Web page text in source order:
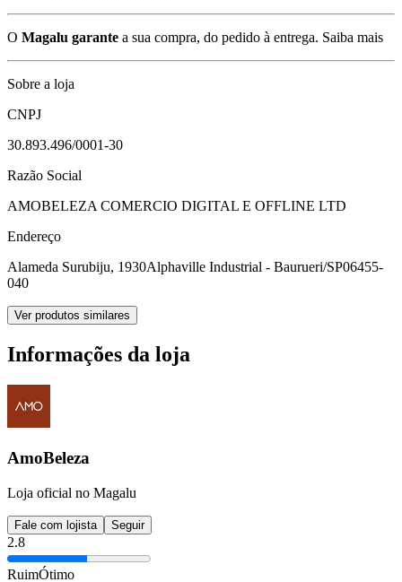
O Magalu garante a sua compra, do pedido à entrega. Saiba mais
Sobre a loja
CNPJ
30.893.496/0001-30
Razão Social
AMOBELEZA COMERCIO DIGITAL E OFFLINE LTD
Endereço
Alameda Surubiju, 1930Alphaville Industrial - Baurueri/SP06455-
040
Ver produtos similares
Informações da loja
AmoBeleza
Loja oficial no Magalu
Fale com lojista Seguir
2.8
RuimÓtimo